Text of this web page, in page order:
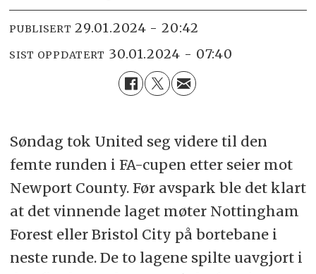
PUBLISERT 29.01.2024 - 20:42
SIST OPPDATERT 30.01.2024 - 07:40
Søndag tok United seg videre til den
femte runden i FA-cupen etter seier mot
Newport County. Før avspark ble det klart
at det vinnende laget møter Nottingham
Forest eller Bristol City på bortebane i
neste runde. De to lagene spilte uavgjort i